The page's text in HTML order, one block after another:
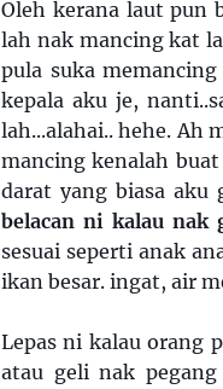
Oleh kerana laut pun
lah nak mancing kat
pula suka
kepala aku je,
lah...alahai.. hehe. Ah
mancing kenalah
darat yang biasa aku
belacan ni kalau nak
sesuai seperti anak
ikan besar. ingat, air
Lepas ni kalau orang
atau geli nak